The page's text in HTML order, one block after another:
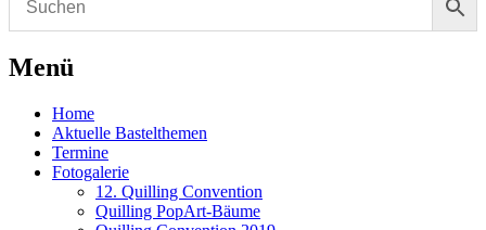
Menü
Home
Aktuelle Bastelthemen
Termine
Fotogalerie
12. Quilling Convention
Quilling PopArt-Bäume